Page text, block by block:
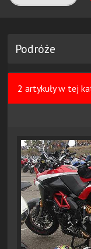
Podróże
2 artykuły w tej